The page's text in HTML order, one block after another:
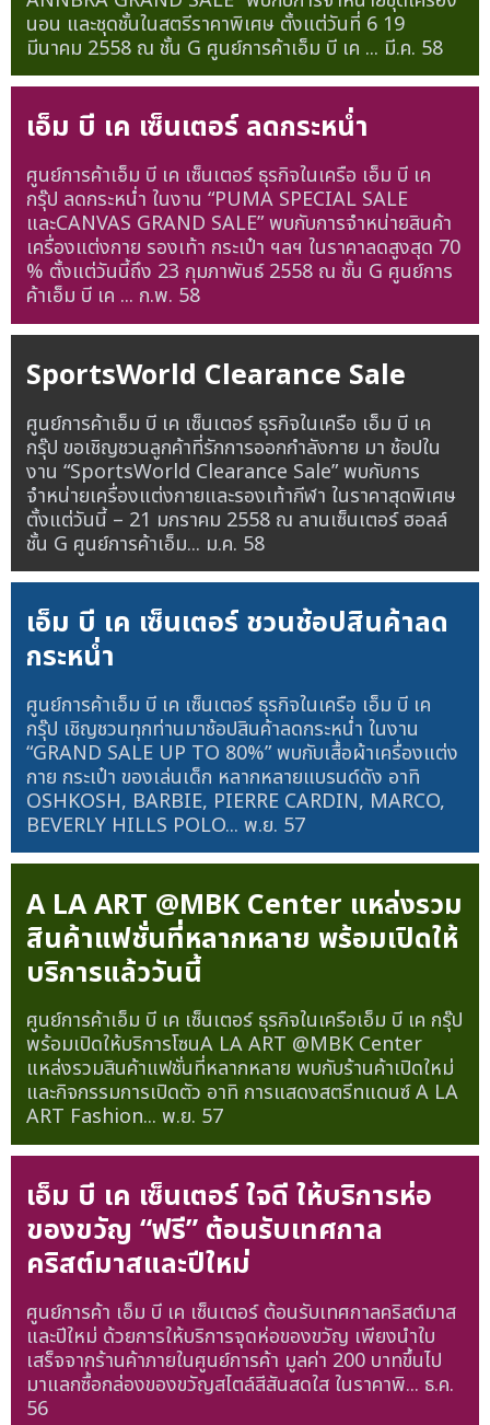
นอน และชุดชั้นในสตรีราคาพิเศษ ตั้งแต่วันที่ 6 19
มีนาคม 2558 ณ ชั้น G ศูนย์การค้าเอ็ม บี เค ... มี.ค. 58
เอ็ม บี เค เซ็นเตอร์ ลดกระหน่ำ
ศูนย์การค้าเอ็ม บี เค เซ็นเตอร์ ธุรกิจในเครือ เอ็ม บี เค
กรุ๊ป ลดกระหน่ำ ในงาน “PUMA SPECIAL SALE
และCANVAS GRAND SALE” พบกับการจำหน่ายสินค้า
เครื่องแต่งกาย รองเท้า กระเป๋า ฯลฯ ในราคาลดสูงสุด 70
% ตั้งแต่วันนี้ถึง 23 กุมภาพันธ์ 2558 ณ ชั้น G ศูนย์การ
ค้าเอ็ม บี เค ... ก.พ. 58
SportsWorld Clearance Sale
ศูนย์การค้าเอ็ม บี เค เซ็นเตอร์ ธุรกิจในเครือ เอ็ม บี เค
กรุ๊ป ขอเชิญชวนลูกค้าที่รักการออกกำลังกาย มา ช้อปใน
งาน “SportsWorld Clearance Sale” พบกับการ
จำหน่ายเครื่องแต่งกายและรองเท้ากีฬา ในราคาสุดพิเศษ
ตั้งแต่วันนี้ – 21 มกราคม 2558 ณ ลานเซ็นเตอร์ ฮอลล์
ชั้น G ศูนย์การค้าเอ็ม... ม.ค. 58
เอ็ม บี เค เซ็นเตอร์ ชวนช้อปสินค้าลด
กระหน่ำ
ศูนย์การค้าเอ็ม บี เค เซ็นเตอร์ ธุรกิจในเครือ เอ็ม บี เค
กรุ๊ป เชิญชวนทุกท่านมาช้อปสินค้าลดกระหน่ำ ในงาน
“GRAND SALE UP TO 80%” พบกับเสื้อผ้าเครื่องแต่ง
กาย กระเป๋า ของเล่นเด็ก หลากหลายแบรนด์ดัง อาทิ
OSHKOSH, BARBIE, PIERRE CARDIN, MARCO,
BEVERLY HILLS POLO... พ.ย. 57
A LA ART @MBK Center แหล่งรวม
สินค้าแฟชั่นที่หลากหลาย พร้อมเปิดให้
บริการแล้ววันนี้
ศูนย์การค้าเอ็ม บี เค เซ็นเตอร์ ธุรกิจในเครือเอ็ม บี เค กรุ๊ป
พร้อมเปิดให้บริการโซนA LA ART @MBK Center
แหล่งรวมสินค้าแฟชั่นที่หลากหลาย พบกับร้านค้าเปิดใหม่
และกิจกรรมการเปิดตัว อาทิ การแสดงสตรีทแดนซ์ A LA
ART Fashion... พ.ย. 57
เอ็ม บี เค เซ็นเตอร์ ใจดี ให้บริการห่อ
ของขวัญ “ฟรี” ต้อนรับเทศกาล
คริสต์มาสและปีใหม่
ศูนย์การค้า เอ็ม บี เค เซ็นเตอร์ ต้อนรับเทศกาลคริสต์มาส
และปีใหม่ ด้วยการให้บริการจุดห่อของขวัญ เพียงนำใบ
เสร็จจากร้านค้าภายในศูนย์การค้า มูลค่า 200 บาทขึ้นไป
มาแลกซื้อกล่องของขวัญสไตล์สีสันสดใส ในราคาพิ... ธ.ค.
56